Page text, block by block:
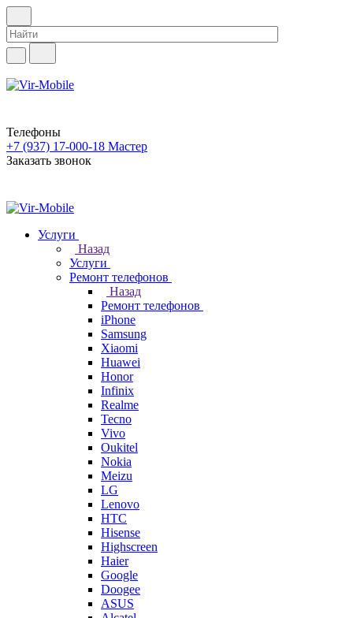
Телефоны
+7 (937) 17-000-18 Мастер
Заказать звонок
Услуги
Назад
Услуги
Ремонт телефонов
Назад
Ремонт телефонов
iPhone
Samsung
Xiaomi
Huawei
Honor
Infinix
Realme
Tecno
Vivo
Oukitel
Nokia
Meizu
LG
Lenovo
HTC
Hisense
Highscreen
Haier
Google
Doogee
ASUS